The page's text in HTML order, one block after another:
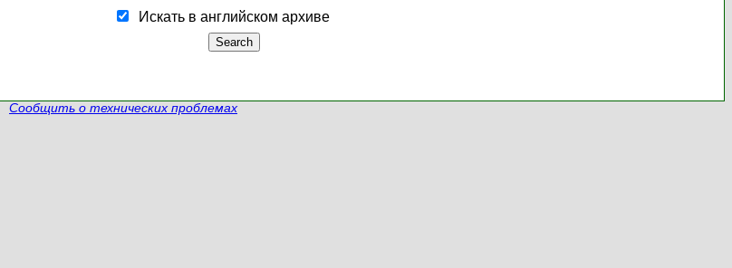
Искать в английском архиве
Сообщить о технических проблемах